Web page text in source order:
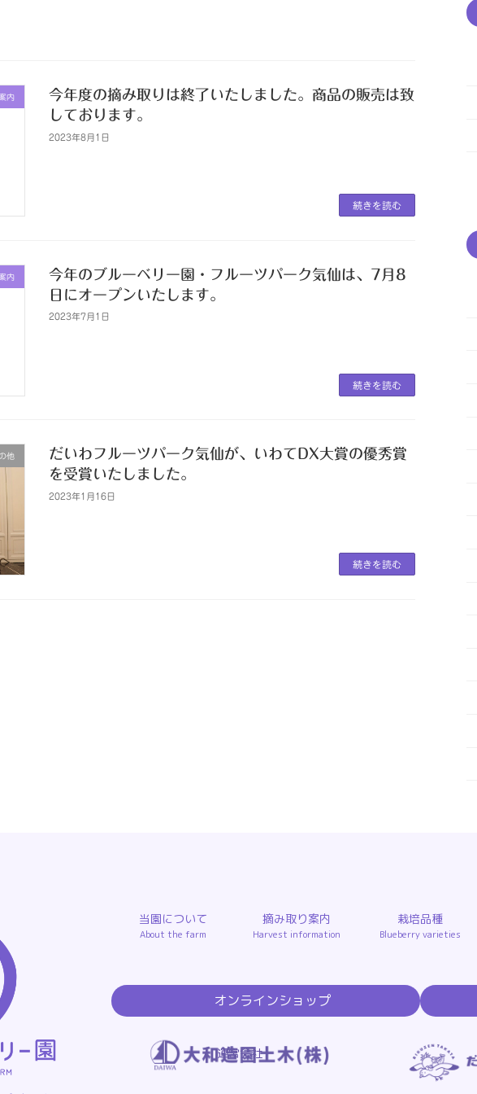
内
今年度の摘み取りは終了いたしました。商品の販売は致
しております。
2023年8月1日
続きを読む
内
今年のブルーベリー園・フルーツパーク気仙は、7月8
日にオープンいたします。
2023年7月1日
続きを読む
他
だいわフルーツパーク気仙が、いわてDX大賞の優秀賞
を受賞いたしました。
2023年1月16日
続きを読む
当園について
About the farm
摘み取り案内
Harvest information
栽培品種
Blueberry varieties
オンラインショップ
グ
ル
グ
ル
プ
リ
運営会社